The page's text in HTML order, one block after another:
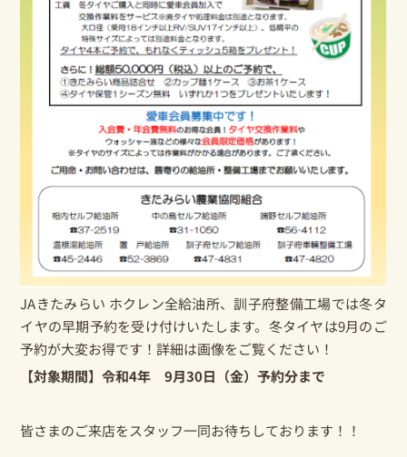
JAきたみらい ホクレン全給油所、訓子府整備工場では冬タ
イヤの早期予約を受け付けいたします。冬タイヤは9月のご
予約が大変お得です！詳細は画像をご覧ください！
【対象期間】令和4年 9月30日（金）予約分まで
皆さまのご来店をスタッフ一同お待ちしております！！